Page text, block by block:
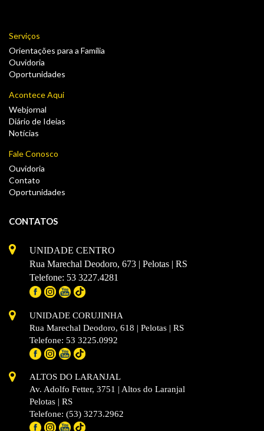
Serviços
Orientações para a Família
Ouvidoria
Oportunidades
Acontece Aqui
Webjornal
Diário de Ideias
Notícias
Fale Conosco
Ouvidoria
Contato
Oportunidades
CONTATOS
UNIDADE CENTRO
Rua Marechal Deodoro, 673 | Pelotas | RS
Telefone: 53 3227.4281
UNIDADE CORUJINHA
Rua Marechal Deodoro, 618 | Pelotas | RS
Telefone: 53 3225.0992
ALTOS DO LARANJAL
Av. Adolfo Fetter, 3751 | Altos do Laranjal
Pelotas | RS
Telefone: (53) 3273.2962